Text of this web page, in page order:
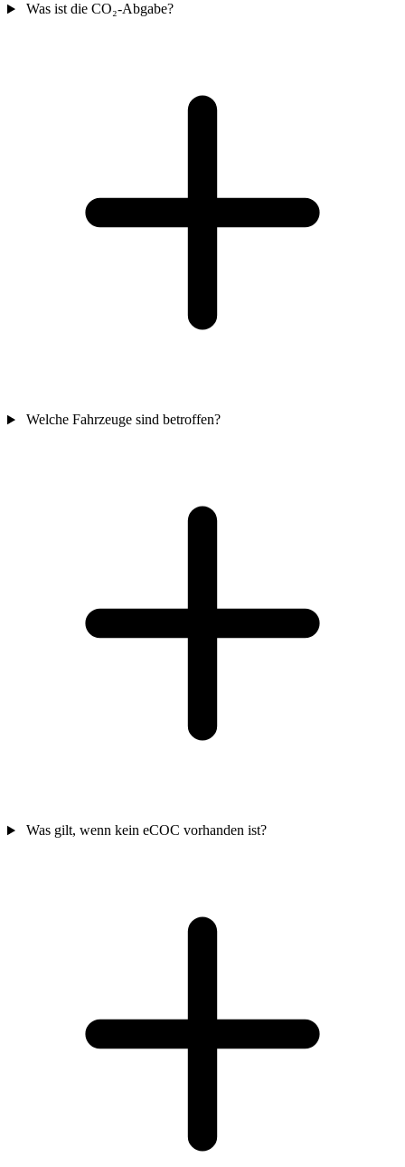
Was ist die CO₂-Abgabe?
Welche Fahrzeuge sind betroffen?
Was gilt, wenn kein eCOC vorhanden ist?